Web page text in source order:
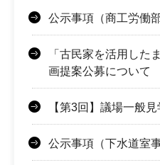
公示事項（商工労働部
「古民家を活用した
画提案公募について
【第3回】議場一般
公示事項（下水道室